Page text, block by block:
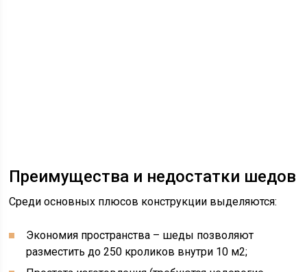
Преимущества и недостатки шедов
Среди основных плюсов конструкции выделяются:
Экономия пространства – шеды позволяют
разместить до 250 кроликов внутри 10 м2;